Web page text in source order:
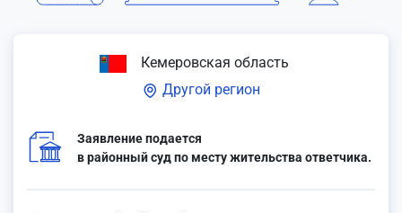
Кемеровская область
Другой регион
Заявление подается
в районный суд по месту жительства ответчика.